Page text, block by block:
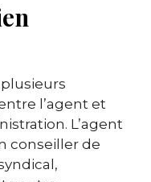
l’agent et
L’agent
conseiller de